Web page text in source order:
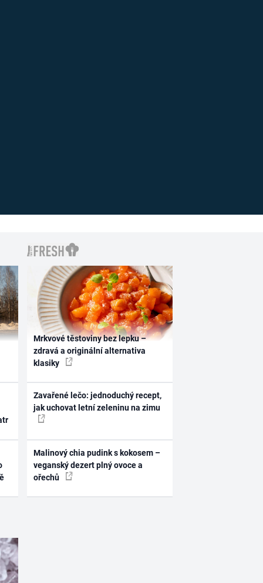
Mrkvové těstoviny bez lepku –
zdravá a originální alternativa
klasiky
Zavařené lečo: jednoduchý recept,
jak uchovat letní zeleninu na zimu
Malinový chia pudink s kokosem –
veganský dezert plný ovoce a
ořechů